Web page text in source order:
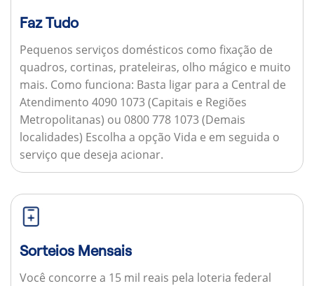
Faz Tudo
Pequenos serviços domésticos como fixação de
quadros, cortinas, prateleiras, olho mágico e muito
mais. Como funciona: Basta ligar para a Central de
Atendimento 4090 1073 (Capitais e Regiões
Metropolitanas) ou 0800 778 1073 (Demais
localidades) Escolha a opção Vida e em seguida o
serviço que deseja acionar.
Sorteios Mensais
Você concorre a 15 mil reais pela loteria federal